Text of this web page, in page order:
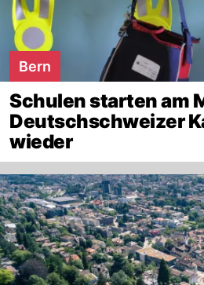
Bern
Schulen starten am
Deutschschweizer
wieder